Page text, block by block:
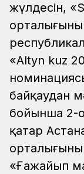
жүлдесін,
«Altyn kuz
байқаудан
бойынша 2-
қатар
«Ғажайып